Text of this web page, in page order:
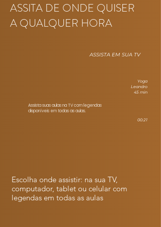
ASSITA DE ONDE QUISER
A QUALQUER HORA
ASSISTA EM SUA TV
Assista suas aulas na TV com legendas
disponíveis em todas as aulas.
Yoga
Leandro
45 min
00:21
Escolha onde assistir: na sua TV,
computador, tablet ou celular com
legendas em todas as aulas